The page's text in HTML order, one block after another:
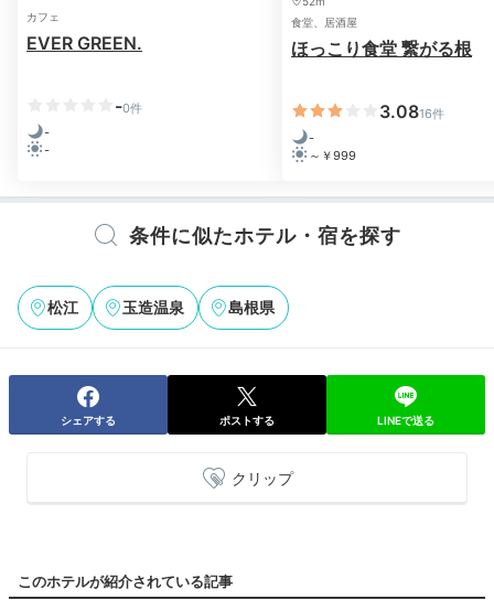
カフェ
EVER GREEN.
-0件
-
-
食堂、居酒屋
ほっこり食堂 繋がる根
3.0816件
-
～￥999
条件に似たホテル・宿を探す
松江 玉造温泉 島根県
シェアする ポストする LINEで送る
クリップ
このホテルが紹介されている記事